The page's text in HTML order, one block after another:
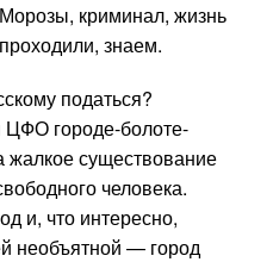
криминал, жизнь
знаем.
податься?
ЦФО городе-болоте-
жалкое существование
человека.
и, что интересно,
необъятной — город